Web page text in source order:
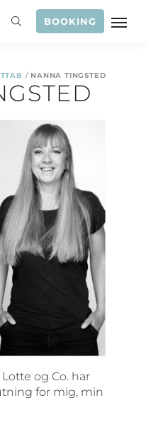
BOOKING
/ NANNA TINGSTED
og Co. har
for mig, min